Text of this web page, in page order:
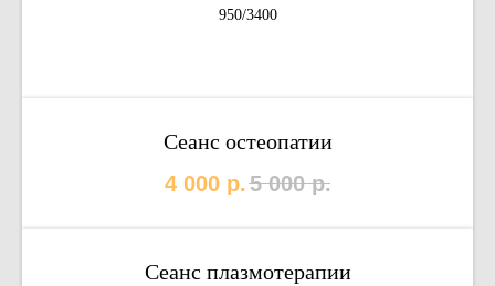
950/3400
Сеанс остеопатии
4 000 р.5 000 р.
Сеанс плазмотерапии